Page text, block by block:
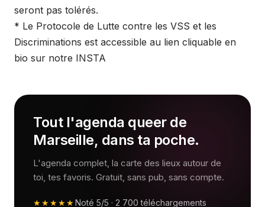
seront pas tolérés.
* Le Protocole de Lutte contre les VSS et les
Discriminations est accessible au lien cliquable en
bio sur notre INSTA
Tout l'agenda queer de
Marseille, dans ta poche.
L'agenda complet, la carte des lieux autour de
toi, tes favoris. Gratuit, sans pub, sans compte.
★★★★★Noté 5/5 · 2 700 téléchargements